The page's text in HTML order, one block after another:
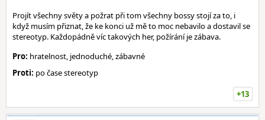
Projít všechny světy a požrat při tom všechny bossy stojí za to, i
když musím přiznat, že ke konci už mě to moc nebavilo a dostavil se
stereotyp. Každopádně víc takových her, požírání je zábava.
Pro: hratelnost, jednoduché, zábavné
Proti: po čase stereotyp
+13